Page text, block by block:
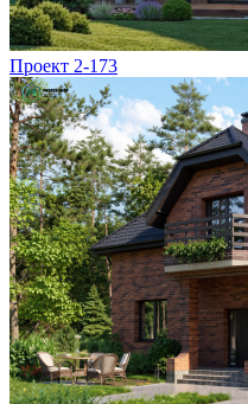
Проект 2-173